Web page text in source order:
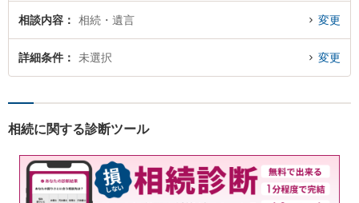
相談内容 相続・遺言 変更
詳細条件 未選択 変更
相続に関する診断ツール